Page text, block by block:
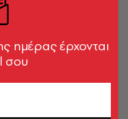
ημέρας έρχονται
σου